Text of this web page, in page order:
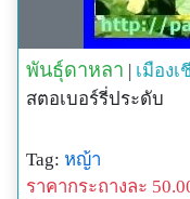
พันธุ์ดาหลา | เมืองเ
สตอเบอร์รี่ประดับ
Tag: หญ้า
ราคากระถางละ